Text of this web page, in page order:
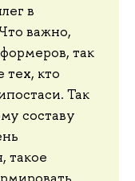
в
важно,
так
тех, кто
Так
составу
такое